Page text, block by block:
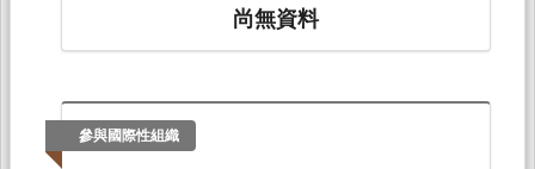
尚無資料
參與國際性組織